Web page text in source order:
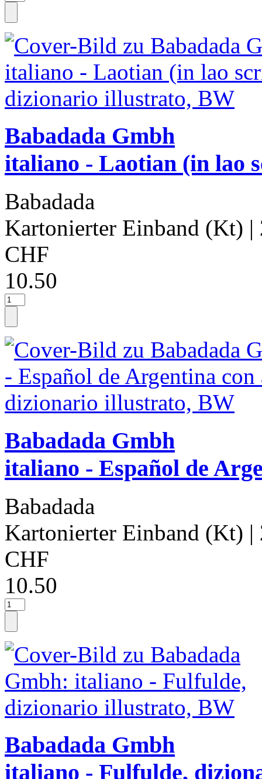
Babadada Gmbh
italiano - Laotian (in lao
Babadada
Kartonierter Einband (Kt) |
CHF
10.50
Babadada Gmbh
italiano - Español de
Babadada
Kartonierter Einband (Kt) |
CHF
10.50
Babadada Gmbh
italiano - Fulfulde,